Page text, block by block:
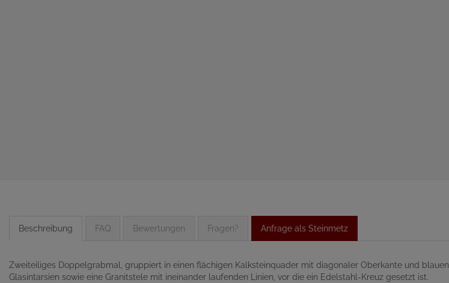
Beschreibung FAQ Bewertungen Fragen? Anfrage als Steinmetz
Zweiteiliges Doppelgrabmal, gruppiert in einen flächigen Kalksteinquader mit diagonaler Oberkante und blauen
Glasintarsien sowie eine Granitstele mit ineinander laufenden Linien, vor die ein Edelstahl-Kreuz gesetzt ist.